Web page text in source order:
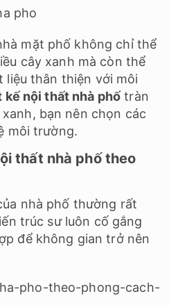
mặt phố không chỉ thể
cây xanh mà còn thể
liệu thân thiện với môi
kế nội thất nhà phốtràn
bạn nên chọn các
môi trường.
thất nhà phố theo
nhà phố thường rất
trúc sư luôn cố gắng
để không gian trở nên